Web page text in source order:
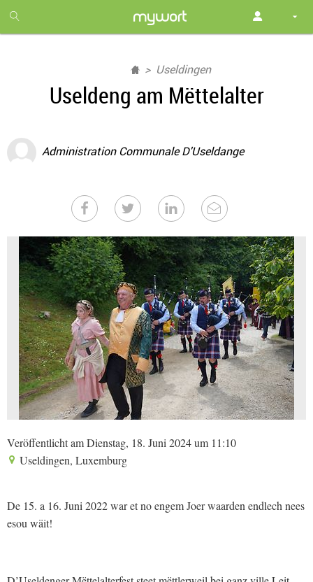
month
free
Useldingen
Useldeng am Mëttelalter
Administration Communale D'Useldange
Veröffentlicht am Dienstag, 18. Juni 2024 um 11:10
Useldingen, Luxemburg
De 15. a 16. Juni 2022 war et no engem Joer waarden endlech nees
esou wäit!